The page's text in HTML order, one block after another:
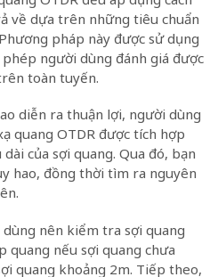
về dựa trên những tiêu chuẩn
pháp này được sử dụng
người dùng đánh giá được
toàn tuyến.
diễn ra thuận lợi, người dùng
quang OTDR được tích hợp
của sợi quang. Qua đó, bạn
hao, đồng thời tìm ra nguyên
nên kiểm tra sợi quang
quang nếu sợi quang chưa
quang khoảng 2m. Tiếp theo,